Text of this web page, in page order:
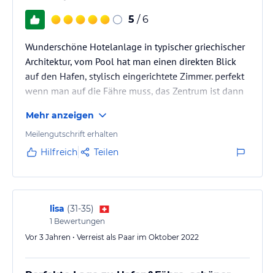
5 / 6
Wunderschöne Hotelanlage in typischer griechischer
Architektur, vom Pool hat man einen direkten Blick
auf den Hafen, stylisch eingerichtete Zimmer. perfekt
wenn man auf die Fähre muss, das Zentrum ist dann
Mehr anzeigen
Meilengutschrift erhalten
Hilfreich Teilen
lisa (31-35)
1 Bewertungen
Vor 3 Jahren • Verreist als Paar im Oktober 2022